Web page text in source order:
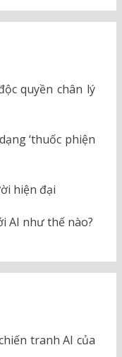
quyền chân lý
‘thuốc phiện
hiện đại
AI như thế nào?
tranh AI của